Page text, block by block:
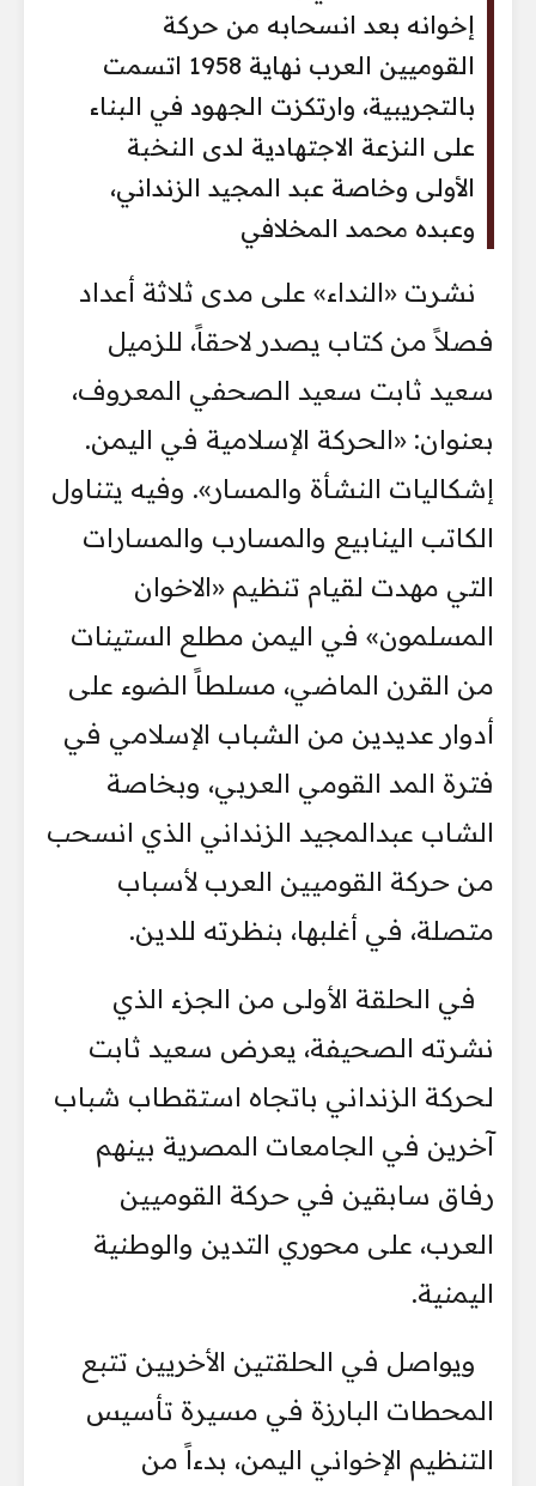
إخوانه بعد انسحابه من حركة
القوميين العرب نهاية 1958 اتسمت
بالتجريبية، وارتكزت الجهود في البناء
على النزعة الاجتهادية لدى النخبة
الأولى وخاصة عبد المجيد الزنداني،
وعبده محمد المخلافي
نشرت «النداء» على مدى ثلاثة أعداد
فصلاً من كتاب يصدر لاحقاً، للزميل
سعيد ثابت سعيد الصحفي المعروف،
بعنوان: «الحركة الإسلامية في اليمن.
إشكاليات النشأة والمسار». وفيه يتناول
الكاتب الينابيع والمسارب والمسارات
التي مهدت لقيام تنظيم «الاخوان
المسلمون» في اليمن مطلع الستينات
من القرن الماضي، مسلطاً الضوء على
أدوار عديدين من الشباب الإسلامي في
فترة المد القومي العربي، وبخاصة
الشاب عبدالمجيد الزنداني الذي انسحب
من حركة القوميين العرب لأسباب
متصلة، في أغلبها، بنظرته للدين.
في الحلقة الأولى من الجزء الذي
نشرته الصحيفة، يعرض سعيد ثابت
لحركة الزنداني باتجاه استقطاب شباب
آخرين في الجامعات المصرية بينهم
رفاق سابقين في حركة القوميين
العرب، على محوري التدين والوطنية
اليمنية.
ويواصل في الحلقتين الأخريين تتبع
المحطات البارزة في مسيرة تأسيس
التنظيم الإخواني اليمن، بدءاً من